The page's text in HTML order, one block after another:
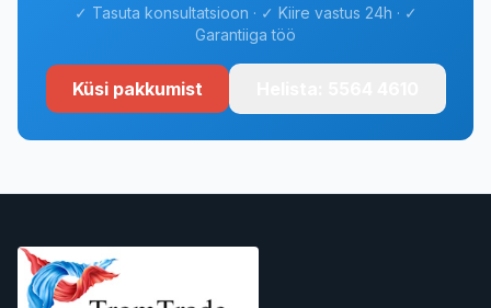
✓ Tasuta konsultatsioon · ✓ Kiire vastus 24h · ✓
Garantiiga töö
Küsi pakkumist